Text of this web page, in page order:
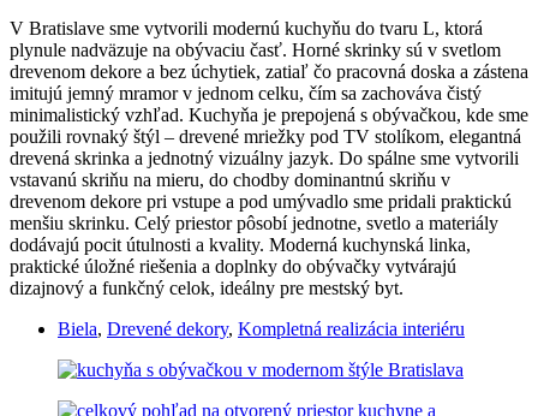
V Bratislave sme vytvorili modernú kuchyňu do tvaru L, ktorá
plynule nadväzuje na obývaciu časť. Horné skrinky sú v svetlom
drevenom dekore a bez úchytiek, zatiaľ čo pracovná doska a zástena
imitujú jemný mramor v jednom celku, čím sa zachováva čistý
minimalistický vzhľad. Kuchyňa je prepojená s obývačkou, kde sme
použili rovnaký štýl – drevené mriežky pod TV stolíkom, elegantná
drevená skrinka a jednotný vizuálny jazyk. Do spálne sme vytvorili
vstavanú skriňu na mieru, do chodby dominantnú skriňu v
drevenom dekore pri vstupe a pod umývadlo sme pridali praktickú
menšiu skrinku. Celý priestor pôsobí jednotne, svetlo a materiály
dodávajú pocit útulnosti a kvality. Moderná kuchynská linka,
praktické úložné riešenia a doplnky do obývačky vytvárajú
dizajnový a funkčný celok, ideálny pre mestský byt.
Biela, Drevené dekory, Kompletná realizácia interiéru